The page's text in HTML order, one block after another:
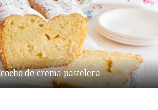
de crema pastelera